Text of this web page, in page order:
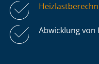
Abwicklung von